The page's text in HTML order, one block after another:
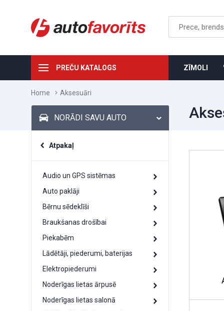
PREČU KATALOGS ZĪMOLI
Home Aksesuāri
NORĀDI SAVU AUTO
Atpakaļ
Audio un GPS sistēmas
Auto paklāji
Bērnu sēdeklīši
Braukšanas drošībai
Piekabēm
Lādētāji, piederumi, baterijas
Elektropiederumi
Noderīgas lietas ārpusē
Noderīgas lietas salonā